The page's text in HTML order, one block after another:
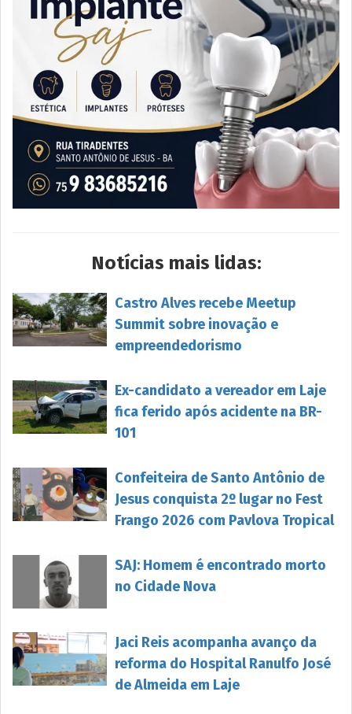
Notícias mais lidas:
Castro Alves recebe Meetup
Summit sobre inovação e
empreendedorismo
Ex-candidato a vereador em Laje
fica ferido após acidente na BR-
101
Confeiteira de Santo Antônio de
Jesus conquista 2º lugar no Fest
Frango 2026 com Pavlova Tropical
SAJ: Homem é encontrado morto
no Cidade Nova
Jaci Reis acompanha avanço da
reforma do Hospital Ranulfo José
de Almeida em Laje